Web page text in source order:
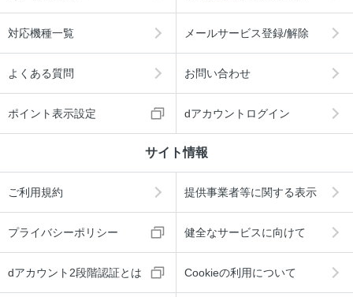
対応機種一覧 メールサービス登録/解除
よくある質問 お問い合わせ
ポイント表示設定 dアカウントログイン
サイト情報
ご利用規約 提供事業者等に関する表示
プライバシーポリシー 健全なサービスに向けて
dアカウント2段階認証とは Cookieの利用について